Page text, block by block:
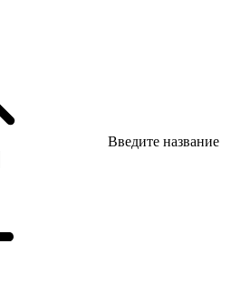
Введите название